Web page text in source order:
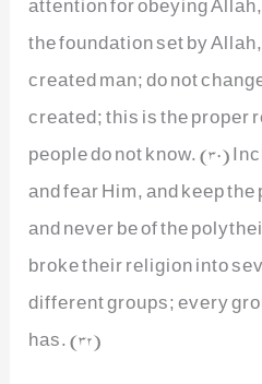
the foundation set by
created man; do not
created; this is the proper
people do not know. (30)
and fear Him, and keep
and never be of the
broke their religion into
different groups; every
has. (32)